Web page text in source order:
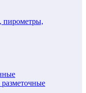
пирометры,